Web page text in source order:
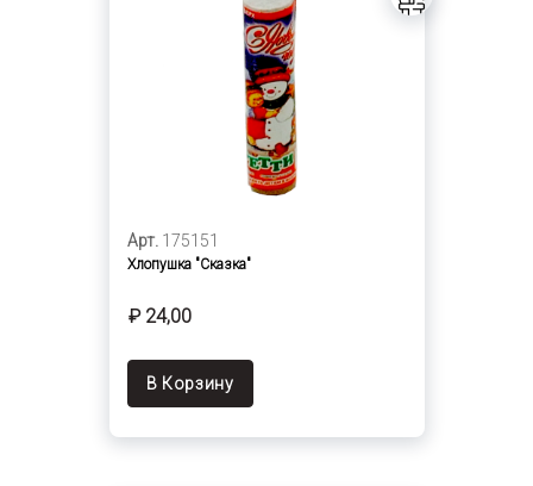
Арт. 175151
Хлопушка "Сказка"
₽ 24,00
В Корзину